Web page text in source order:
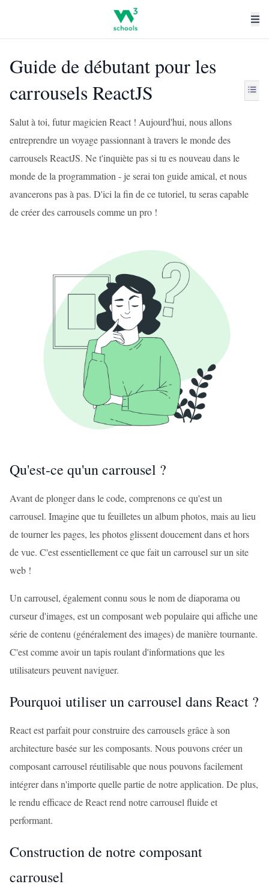
Guide de débutant pour les
carrousels ReactJS
Salut à toi, futur magicien React ! Aujourd'hui, nous allons
entreprendre un voyage passionnant à travers le monde des
carrousels ReactJS. Ne t'inquiète pas si tu es nouveau dans le
monde de la programmation - je serai ton guide amical, et nous
avancerons pas à pas. D'ici la fin de ce tutoriel, tu seras capable
de créer des carrousels comme un pro !
Qu'est-ce qu'un carrousel ?
Avant de plonger dans le code, comprenons ce qu'est un
carrousel. Imagine que tu feuilletes un album photos, mais au lieu
de tourner les pages, les photos glissent doucement dans et hors
de vue. C'est essentiellement ce que fait un carrousel sur un site
web !
Un carrousel, également connu sous le nom de diaporama ou
curseur d'images, est un composant web populaire qui affiche une
série de contenu (généralement des images) de manière tournante.
C'est comme avoir un tapis roulant d'informations que les
utilisateurs peuvent naviguer.
Pourquoi utiliser un carrousel dans React ?
React est parfait pour construire des carrousels grâce à son
architecture basée sur les composants. Nous pouvons créer un
composant carrousel réutilisable que nous pouvons facilement
intégrer dans n'importe quelle partie de notre application. De plus,
le rendu efficace de React rend notre carrousel fluide et
performant.
Construction de notre composant
carrousel